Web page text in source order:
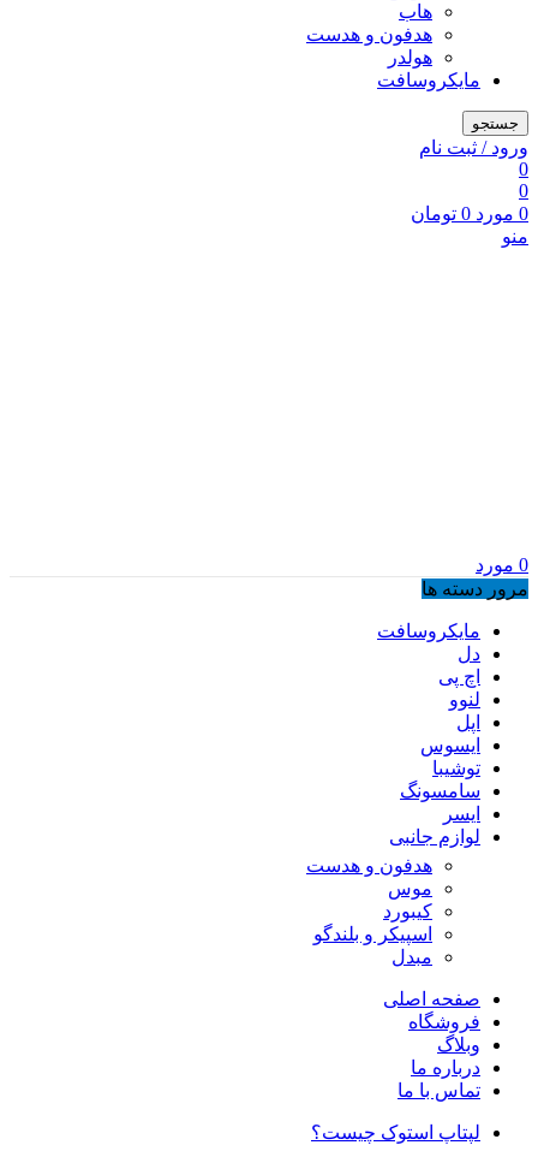
هاب
هدفون و هدست
هولدر
مایکروسافت
جستجو
ورود / ثبت نام
0
0
0 مورد 0 تومان
منو
0 مورد
مرور دسته ها
مایکروسافت
دل
اچ پی
لنوو
اپل
ایسوس
توشیبا
سامسونگ
ایسر
لوازم جانبی
هدفون و هدست
موس
کیبورد
اسپیکر و بلندگو
مبدل
صفحه اصلی
فروشگاه
وبلاگ
درباره ما
تماس با ما
لپتاپ استوک چیست؟